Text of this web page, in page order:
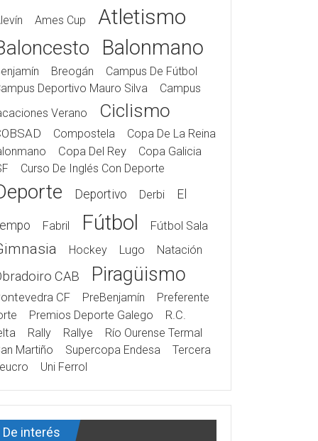
Ames Cup Atletismo
Balonmano
Breogán
Campus De Fútbol
Deportivo Mauro Silva
Campus
Verano
Ciclismo
Compostela
Copa De La Reina
Copa Del Rey
Copa Galicia
Curso De Inglés Con Deporte
Deportivo Derbi El
Fabril Fútbol Fútbol Sala
Hockey Lugo Natación
CAB Piragüismo
CF PreBenjamín
Preferente
Premios Deporte Galego
R.C.
Rally Rallye
Río Ourense Termal
Martiño
Supercopa Endesa
Tercera
Uni Ferrol
De interés